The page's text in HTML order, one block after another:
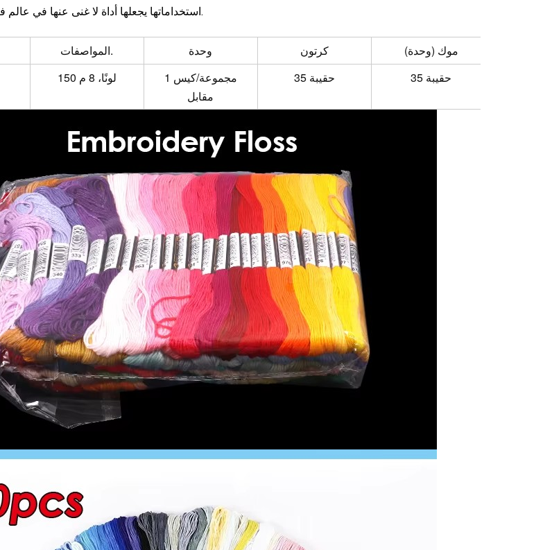
استخداماتها يجعلها أداة لا غنى عنها في عالم فنون وحرف النسيج.
المواصفات. وحدة كرتون
موك (وحدة)
150 لونًا، 8 م
1 مجموعة/كيس
مقابل
35 حقيبة 35 حقيبة